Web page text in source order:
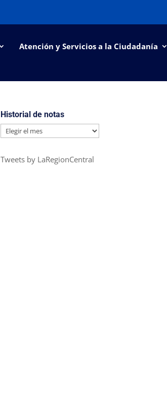
Atención y Servicios a la Ciudadanía
Historial de notas
Historial
notas
Tweets by LaRegionCentral